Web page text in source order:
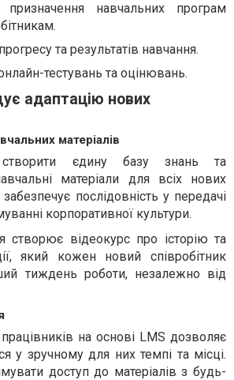
призначення навчальних програм
та результатів навчання.
тестувань та оцінювань.
адаптацію нових
матеріалів
єдину базу знань та
матеріали для всіх нових
послідовність у передачі
корпоративної культури.
створює відеокурс про історію та
який кожен новий співробітник
тиждень роботи, незалежно від
на основі LMS дозволяє
у зручному для них темпі та місці.
доступ до матеріалів з будь-